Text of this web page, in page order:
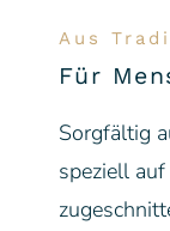
Aus
Für
Sorgfältig
speziell